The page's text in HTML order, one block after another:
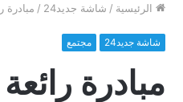
الرئيسية / شاشة جديد24 / مبادرة
شاشة جديد24 مجتمع
مبادرة